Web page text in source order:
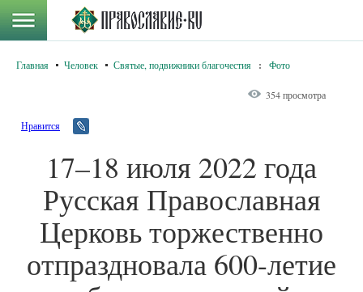
Главная Человек Святые, подвижники благочестия : Фото
354 просмотра
Нравится
17–18 июля 2022 года
Русская Православная
Церковь торжественно
отпраздновала 600-летие